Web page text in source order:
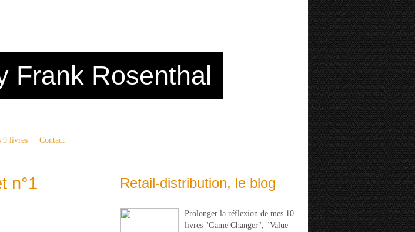
Frank Rosenthal
9 livres Contact
n°1 Retail-distribution, le blog
Prolonger la réflexion de mes 10
livres "Game Changer", "Value